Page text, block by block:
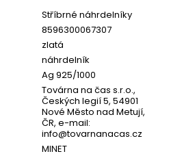
Stříbrné náhrdelníky
8596300067307
zlatá
náhrdelník
Ag 925/1000
Továrna na čas s.r.o.,
Českých legií 5, 54901
Nové Město nad Metují,
ČR, e-mail:
info@tovarnanacas.cz
MINET